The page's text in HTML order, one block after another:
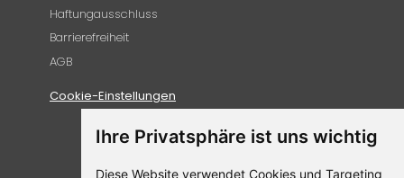
Ihre Privatsphäre ist uns wichtig
Diese Website verwendet Cookies und Targeting
Haftungausschluss
Barrierefreiheit
AGB
Cookie-Einstellungen